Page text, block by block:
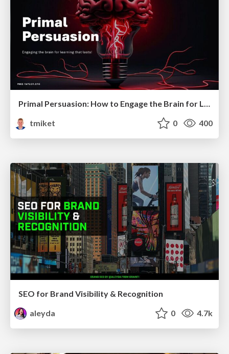
Primal Persuasion: How to Engage the Brain for Learning That Lasts
tmiket
0 400
SEO for Brand Visibility & Recognition
aleyda
0 4.7k